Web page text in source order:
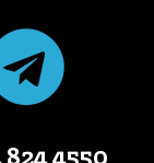
4550 824 514 1 +